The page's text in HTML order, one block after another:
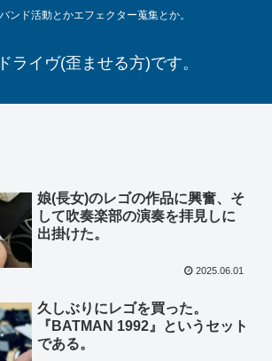
ンド活動とかエフェクター蒐集とか。
ライヴ(歪ませる方)です。
娘(長女)のレゴの作品に興奮、そ
して吹奏楽部の演奏を拝見しに
出掛けた。
2025.06.01
久しぶりにレゴを買った。
『BATMAN 1992』というセット
である。